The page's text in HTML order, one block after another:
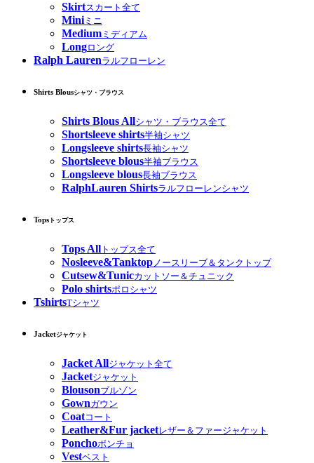
Skirtスカート全て
Miniミニ
Medium ミディアム
Longロング
Ralph Laurenラルフローレン
Shirts Blousシャツ・ブラウス
Shirts Blous Allシャツ・ブラウス全て
Shortsleeve shirts半袖シャツ
Longsleeve shirts長袖シャツ
Shortsleeve blous半袖ブラウス
Longsleeve blous長袖ブラウス
RalphLauren Shirtsラルフローレンシャツ
Tops トップス
Tops All トップス全て
Nosleeve&Tanktop ノースリーブ＆タンクトップ
Cutsew&Tunicカットソー＆チュニック
Polo shirtsポロシャツ
TshirtsTシャツ
Jacketジャケット
Jacket Allジャケット全て
Jacketジャケット
Blousonブルゾン
Gownガウン
Coatコート
Leather&Fur jacketレザー＆ファージャケット
Ponchoポンチョ
Vestベスト